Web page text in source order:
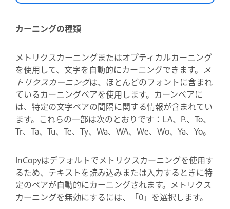
カーニングの種類
メトリクスカーニングまたはオプティカルカーニング
を使用して、文字を自動的にカーニングできます。 メ
トリクスカーニングは、ほとんどのフォントに含まれ
ているカーニングペアを使用します。カーンペアに
は、特定の文字ペアの間隔に関する情報が含まれてい
ます。これらの一部は次のとおりです：LA、P.、To、
Tr、Ta、Tu、Te、Ty、Wa、WA、We、Wo、Ya、Yo。
InCopyはデフォルトでメトリクスカーニングを使用す
るため、テキストを読み込みまたは入力するときに特
定のペアが自動的にカーニングされます。メトリクス
カーニングを無効にするには、「0」を選択します。